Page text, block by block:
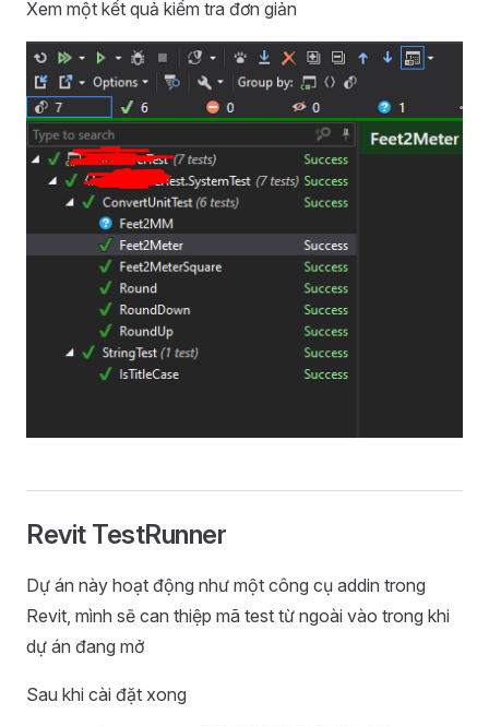
Xem một kết quả kiểm tra đơn giản
Revit TestRunner
Dự án này hoạt động như một công cụ addin trong
Revit, mình sẽ can thiệp mã test từ ngoài vào trong khi
dự án đang mở
Sau khi cài đặt xong